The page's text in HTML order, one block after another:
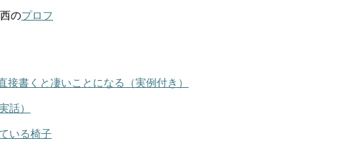
のプロフ
書くと凄いことになる（実例付き）
話）
いる椅子